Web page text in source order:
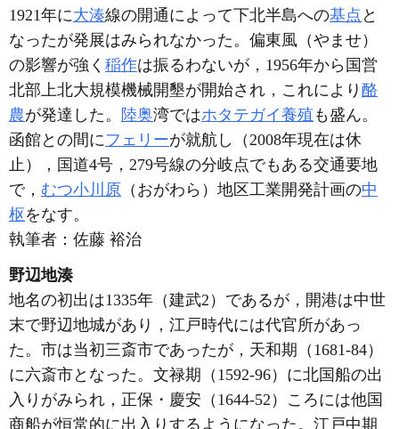
1921年に大湊線の開通によって下北半島への基点 と
なったが発展はみられなかった。偏東風（やませ）
の影響が強く 稲作は振るわないが，1956年から国営
北部上北大規模機械開墾が開始され，これにより 酪
農が発達した。 陸奥湾ではホタテガイ養殖 も盛ん。
函館との間にフェリーが就航し（2008年現在は休
止），国道4号，279号線の分岐点でもある交通要地
で， むつ小川原 （おがわら）地区工業開発計画の中
枢をなす。
執筆者： 佐藤 裕治
野辺地湊
地名の初出は1335年（建武2）であるが，開港は中世
末で野辺地城があり，江戸時代には代官所があっ
た。市は当初三斎市であったが，天和期（1681-84）
に六斎市となった。文禄期（1592-96）に北国船の出
入りがみられ，正保・慶安（1644-52）ころには他国
商船が恒常的に出入りするようになった。江戸中期